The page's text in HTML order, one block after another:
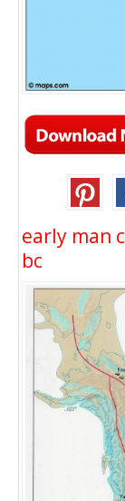
early man
bc